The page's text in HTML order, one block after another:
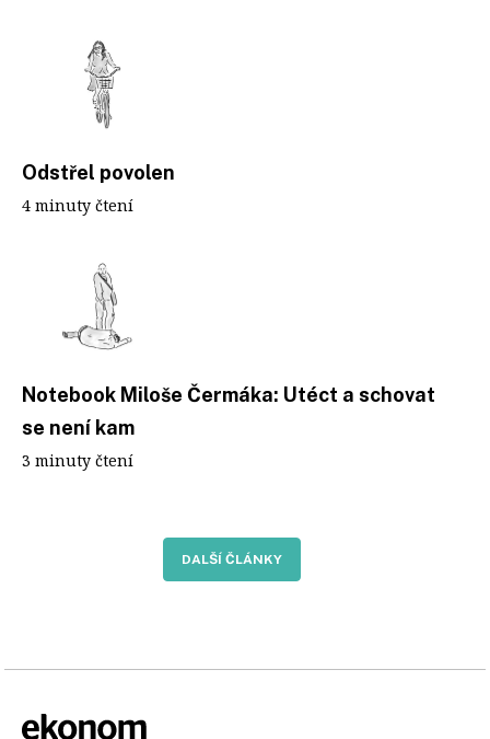
Odstřel povolen
4 minuty čtení
Notebook Miloše Čermáka: Utéct a schovat
se není kam
3 minuty čtení
DALŠÍ ČLÁNKY